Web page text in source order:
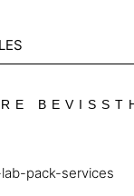
pack-services